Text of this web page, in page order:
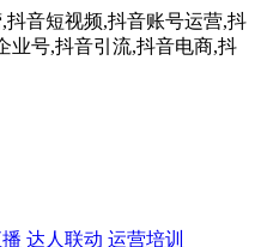
抖音短视频,抖音账号运营,抖
业号,抖音引流,抖音电商,抖
达人联动 运营培训